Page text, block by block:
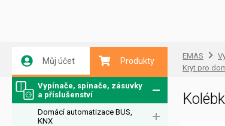
Můj účet Produkty
Vypínače, spínače, zásuvky
a příslušenství
Domácí automatizace BUS,
KNX
EMAS
Kryt pro